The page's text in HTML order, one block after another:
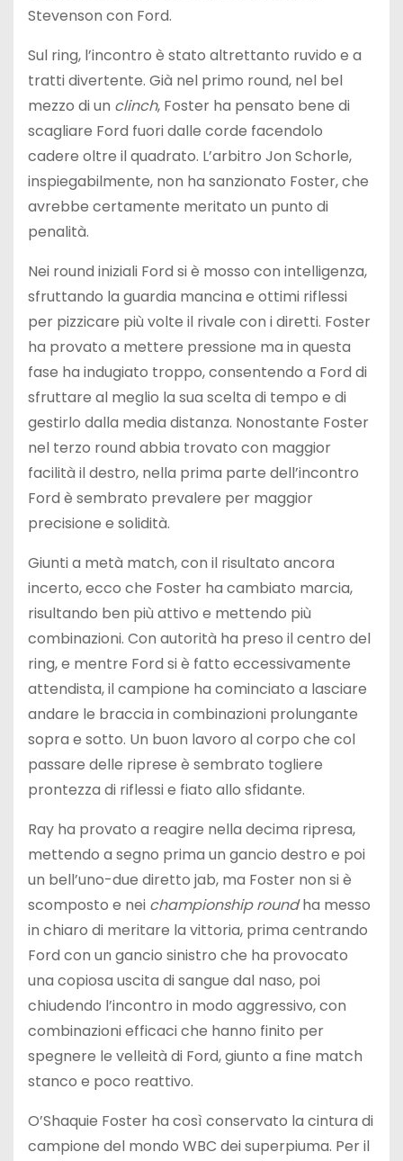
Stevenson con Ford.
Sul ring, l’incontro è stato altrettanto ruvido e a
tratti divertente. Già nel primo round, nel bel
mezzo di un clinch, Foster ha pensato bene di
scagliare Ford fuori dalle corde facendolo
cadere oltre il quadrato. L’arbitro Jon Schorle,
inspiegabilmente, non ha sanzionato Foster, che
avrebbe certamente meritato un punto di
penalità.
Nei round iniziali Ford si è mosso con intelligenza,
sfruttando la guardia mancina e ottimi riflessi
per pizzicare più volte il rivale con i diretti. Foster
ha provato a mettere pressione ma in questa
fase ha indugiato troppo, consentendo a Ford di
sfruttare al meglio la sua scelta di tempo e di
gestirlo dalla media distanza. Nonostante Foster
nel terzo round abbia trovato con maggior
facilità il destro, nella prima parte dell’incontro
Ford è sembrato prevalere per maggior
precisione e solidità.
Giunti a metà match, con il risultato ancora
incerto, ecco che Foster ha cambiato marcia,
risultando ben più attivo e mettendo più
combinazioni. Con autorità ha preso il centro del
ring, e mentre Ford si è fatto eccessivamente
attendista, il campione ha cominciato a lasciare
andare le braccia in combinazioni prolungante
sopra e sotto. Un buon lavoro al corpo che col
passare delle riprese è sembrato togliere
prontezza di riflessi e fiato allo sfidante.
Ray ha provato a reagire nella decima ripresa,
mettendo a segno prima un gancio destro e poi
un bell’uno-due diretto jab, ma Foster non si è
scomposto e nei championship roundha messo
in chiaro di meritare la vittoria, prima centrando
Ford con un gancio sinistro che ha provocato
una copiosa uscita di sangue dal naso, poi
chiudendo l’incontro in modo aggressivo, con
combinazioni efficaci che hanno finito per
spegnere le velleità di Ford, giunto a fine match
stanco e poco reattivo.
O’Shaquie Foster ha così conservato la cintura di
campione del mondo WBC dei superpiuma. Per il